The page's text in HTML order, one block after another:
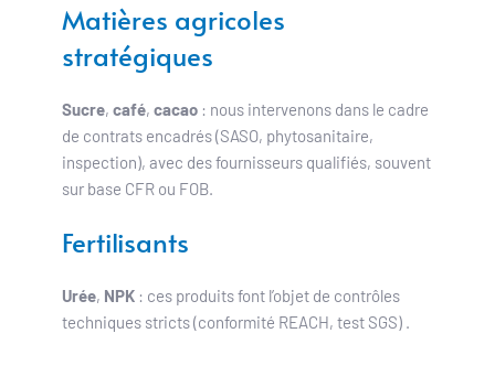
Matières agricoles
stratégiques
Sucre, café, cacao : nous intervenons dans le cadre
de contrats encadrés (SASO, phytosanitaire,
inspection), avec des fournisseurs qualifiés, souvent
sur base CFR ou FOB.
Fertilisants
Urée, NPK : ces produits font l’objet de contrôles
techniques stricts (conformité REACH, test SGS) .